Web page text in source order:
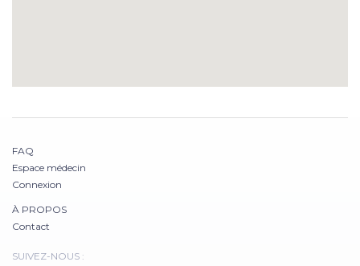
FAQ
Espace médecin
Connexion
À PROPOS
Contact
SUIVEZ-NOUS :